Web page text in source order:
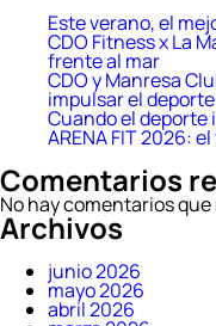
Este verano, el
CDO Fitness x La
frente al mar
CDO y Manresa
impulsar el
Cuando el deporte
ARENA FIT 2026:
Comentarios
No hay comentarios
Archivos
junio 2026
mayo 2026
abril 2026